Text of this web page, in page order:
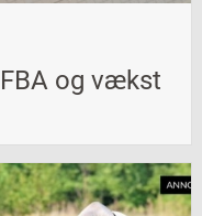
og vækst